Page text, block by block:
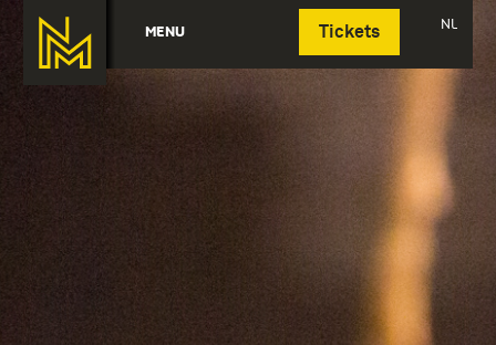
MENU Tickets NL
Deutsch